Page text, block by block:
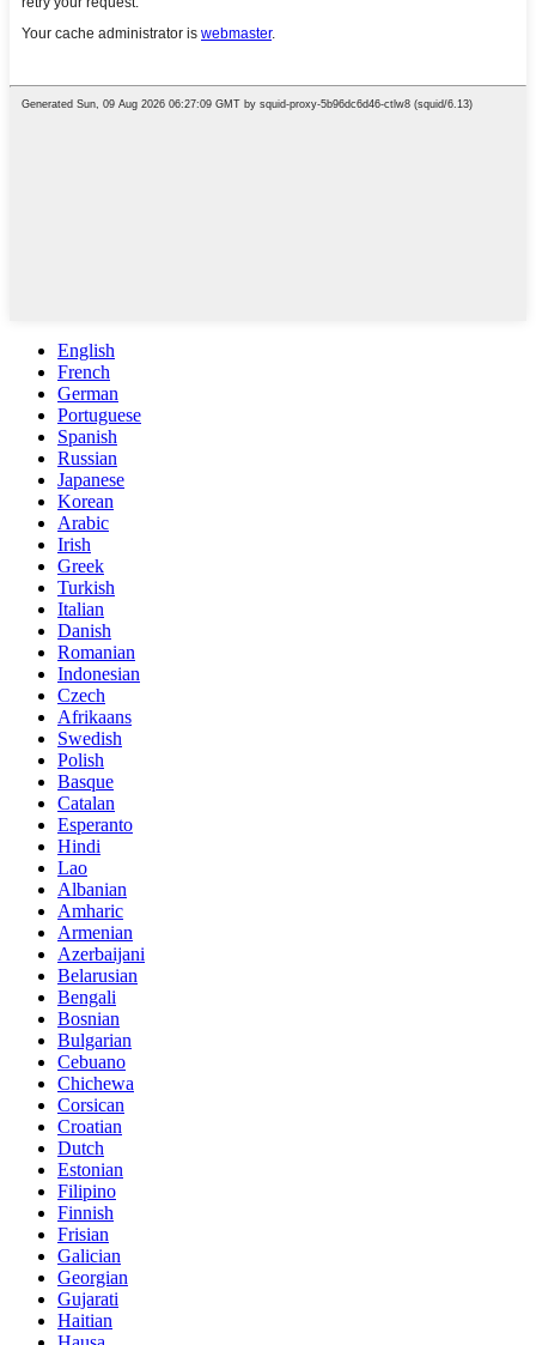
English
French
German
Portuguese
Spanish
Russian
Japanese
Korean
Arabic
Irish
Greek
Turkish
Italian
Danish
Romanian
Indonesian
Czech
Afrikaans
Swedish
Polish
Basque
Catalan
Esperanto
Hindi
Lao
Albanian
Amharic
Armenian
Azerbaijani
Belarusian
Bengali
Bosnian
Bulgarian
Cebuano
Chichewa
Corsican
Croatian
Dutch
Estonian
Filipino
Finnish
Frisian
Galician
Georgian
Gujarati
Haitian